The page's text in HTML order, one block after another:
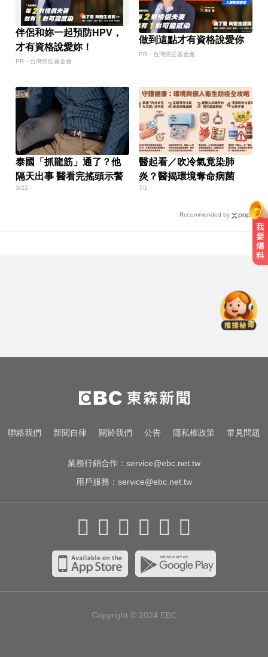
伴侶和妳一起預防HPV，
才有資格說愛妳！
PR・台灣癌症基金會
做到這點才有資格說愛你
PR・台灣癌症基金會
泰國「抓龍筋」通了？他
隔天出事 醫看完搖頭示警
3/22
醫起看／吹冷氣竟染肺
炎？醫揭環境奪命病菌
7/1
Recommended by
影
漂
聯絡我們 新聞自律 關於我們 公告 隱私權政策 常見問題
業務行銷合作： service@ebc.net.tw
用戶服務： service@ebc.net.tw
Copyright © 2024 EBC